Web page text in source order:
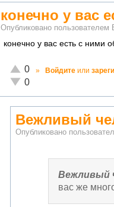
конечно у вас
Опубликовано пользователем
конечно у вас есть с ними
Отлично!
0
Неадекватно!
0
» Войдите или
Вежливый
Опубликовано
Вежливый
вас же